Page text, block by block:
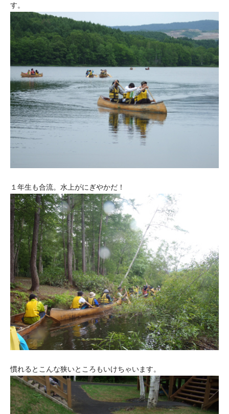
す。
１年生も合流。水上がにぎやかだ！
慣れるとこんな狭いところもいけちゃいます。